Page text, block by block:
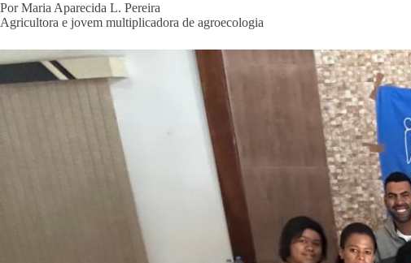
Por Maria Aparecida L. Pereira
Agricultora e jovem multiplicadora de agroecologia